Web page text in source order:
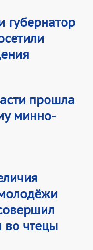
губернатор
прошла
минно-
во чтецы